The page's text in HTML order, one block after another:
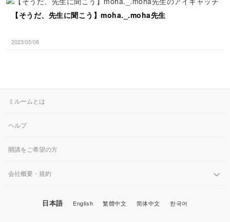
【そうだ、先生に聞こう】moha._.moha先生
2023/05/08
ミルームとは
ヘルプ
開講をご希望の方
会社概要・規約
日本語 English 繁體中文 简体中文 한국어